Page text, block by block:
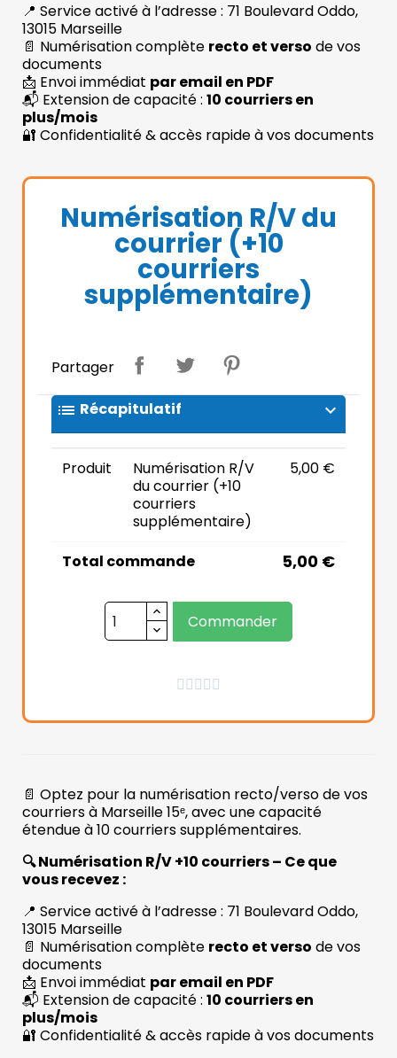
📍 Service activé à l’adresse : 71 Boulevard Oddo,
13015 Marseille
📄 Numérisation complète recto et verso de vos
documents
📩 Envoi immédiat par email en PDF
📬 Extension de capacité : 10 courriers en
plus/mois
🔐 Confidentialité & accès rapide à vos documents
Numérisation R/V du
courrier (+10
courriers
supplémentaire)
Partager
list Récapitulatif expand_more
Produit
Numérisation R/V
du courrier (+10
courriers
supplémentaire)
5,00 €
Total commande 5,00 €
Commander
    
📄 Optez pour la numérisation recto/verso de vos
courriers à Marseille 15ᵉ, avec une capacité
étendue à 10 courriers supplémentaires.
🔍 Numérisation R/V +10 courriers – Ce que
vous recevez :
📍 Service activé à l’adresse : 71 Boulevard Oddo,
13015 Marseille
📄 Numérisation complète recto et verso de vos
documents
📩 Envoi immédiat par email en PDF
📬 Extension de capacité : 10 courriers en
plus/mois
🔐 Confidentialité & accès rapide à vos documents